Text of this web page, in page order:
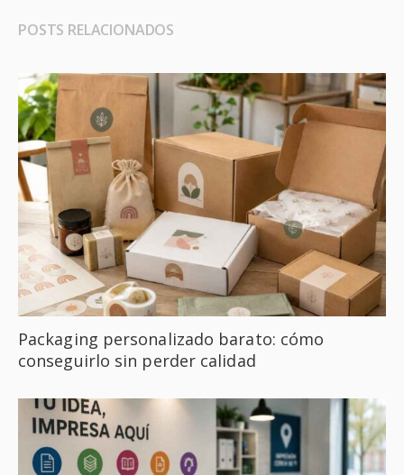
POSTS RELACIONADOS
Packaging personalizado barato: cómo
conseguirlo sin perder calidad